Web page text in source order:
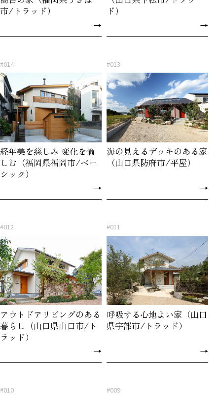
市/トラッド）
→
ド）
→
#014
経年美を慈しみ 変化を愉
しむ（福岡県福岡市/ベー
シック）
→
#013
海の見えるデッキのある家
（山口県防府市/平屋）
→
#012
アウトドアリビングのある
暮らし（山口県山口市/ト
ラッド）
→
#011
呼吸する心地よい家（山口
県宇部市/トラッド）
→
#010 #009